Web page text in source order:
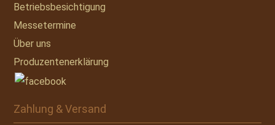
Betriebsbesichtigung
Messetermine
Über uns
Produzentenerklärung
Zahlung & Versand